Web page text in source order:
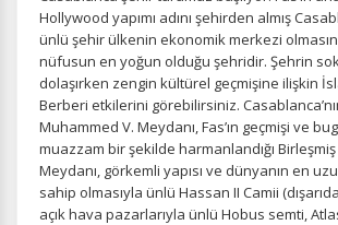
Hollywood yapımı adını şehirden almış
ünlü şehir ülkenin ekonomik merkezi
nüfusun en yoğun olduğu şehridir. Şehrin
dolaşırken zengin kültürel geçmişine ilişkin
Berberi etkilerini görebilirsiniz.
Muhammed V. Meydanı, Fas’ın geçmişi ve
muazzam bir şekilde harmanlandığı
Meydanı, görkemli yapısı ve dünyanın en
sahip olmasıyla ünlü Hassan II Camii
açık hava pazarlarıyla ünlü Hobus semti,